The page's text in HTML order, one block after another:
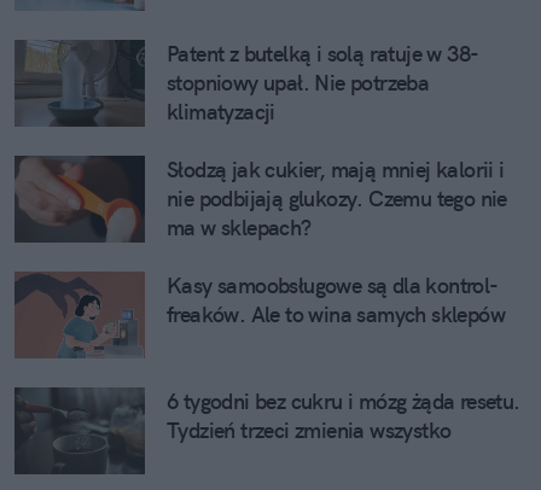
Patent z butelką i solą ratuje w 38-
stopniowy upał. Nie potrzeba
klimatyzacji
Słodzą jak cukier, mają mniej kalorii i
nie podbijają glukozy. Czemu tego nie
ma w sklepach?
Kasy samoobsługowe są dla kontrol-
freaków. Ale to wina samych sklepów
6 tygodni bez cukru i mózg żąda resetu.
Tydzień trzeci zmienia wszystko